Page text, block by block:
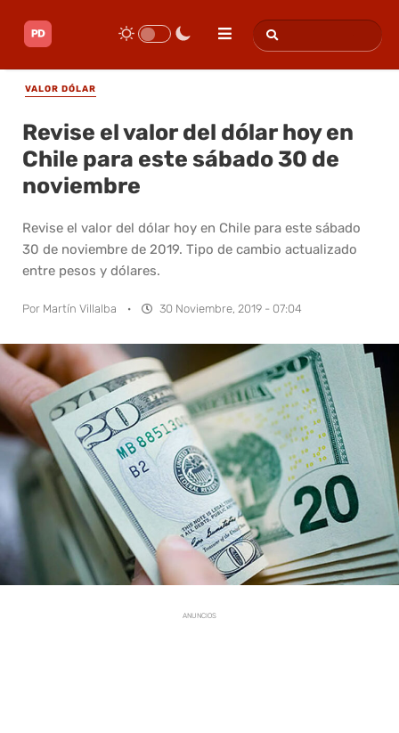
VALOR DÓLAR
Revise el valor del dólar hoy en
Chile para este sábado 30 de
noviembre
Revise el valor del dólar hoy en Chile para este sábado
30 de noviembre de 2019. Tipo de cambio actualizado
entre pesos y dólares.
Por Martín Villalba · 30 Noviembre, 2019 - 07:04
ANUNCIOS